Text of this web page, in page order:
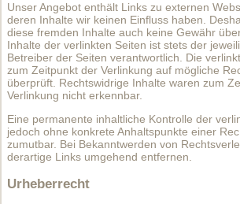
Unser Angebot enthält Links zu externen
deren Inhalte wir keinen Einfluss haben.
diese fremden Inhalte auch keine Gewähr
Inhalte der verlinkten Seiten ist stets der
Betreiber der Seiten verantwortlich. Die
zum Zeitpunkt der Verlinkung auf mögliche
überprüft. Rechtswidrige Inhalte waren zum
Verlinkung nicht erkennbar.
Eine permanente inhaltliche Kontrolle der
jedoch ohne konkrete Anhaltspunkte einer
zumutbar. Bei Bekanntwerden von
derartige Links umgehend entfernen.
Urheberrecht